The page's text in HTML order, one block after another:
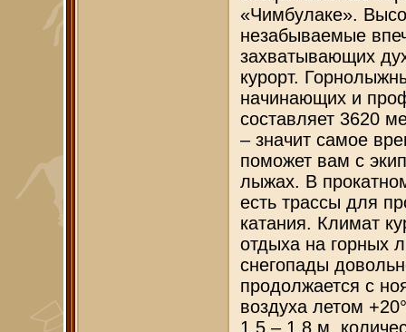
«Чимбулаке».
незабываемые
захватывающих
курорт.
начинающих и
составляет 3620
– значит самое
поможет вам с
лыжах. В
есть трассы для
катания. Климат
отдыха на горных
снегопады
продолжается с
воздуха летом
1,5 – 1,8 м,